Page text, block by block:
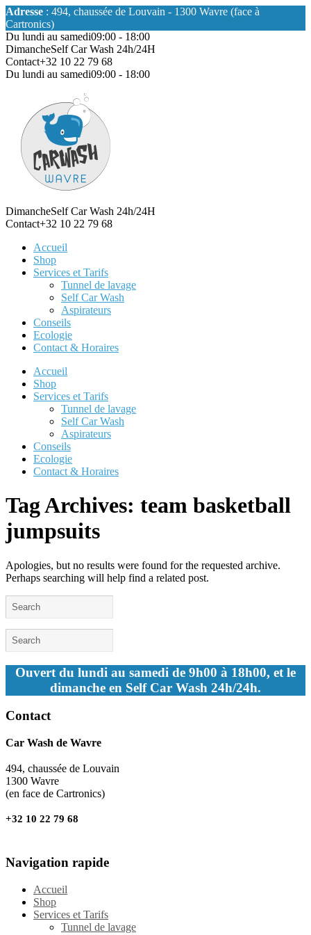
Adresse : 494, chaussée de Louvain - 1300 Wavre (face à
Cartronics)
Du lundi au samedi09:00 - 18:00
DimancheSelf Car Wash 24h/24H
Contact+32 10 22 79 68
Du lundi au samedi09:00 - 18:00
DimancheSelf Car Wash 24h/24H
Contact+32 10 22 79 68
Accueil
Shop
Services et Tarifs
Tunnel de lavage
Self Car Wash
Aspirateurs
Conseils
Ecologie
Contact & Horaires
Accueil
Shop
Services et Tarifs
Tunnel de lavage
Self Car Wash
Aspirateurs
Conseils
Ecologie
Contact & Horaires
Tag Archives: team basketball
jumpsuits
Apologies, but no results were found for the requested archive.
Perhaps searching will help find a related post.
Ouvert du lundi au samedi de 9h00 à 18h00, et le
dimanche en Self Car Wash 24h/24h.
Contact
Car Wash de Wavre
494, chaussée de Louvain
1300 Wavre
(en face de Cartronics)
+32 10 22 79 68
Navigation rapide
Accueil
Shop
Services et Tarifs
Tunnel de lavage